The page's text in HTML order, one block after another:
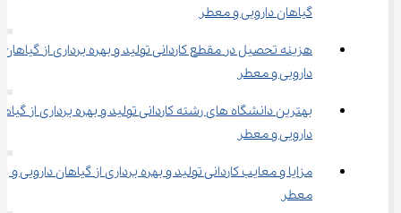
گیاﻫﺎن دارویی و ﻣﻌﻄﺮ
هزینه تحصیل در مقطع ﻛﺎردانی ﺗﻮلید و ﺑﻬﺮه ﺑﺮداری از گیاﻫﺎن
دارویی و ﻣﻌﻄﺮ
بهترین دانشگاه های رشته ﻛﺎردانی ﺗﻮلید و ﺑﻬﺮه ﺑﺮداری از
دارویی و ﻣﻌﻄﺮ
مزایا و معایب ﻛﺎردانی ﺗﻮلید و ﺑﻬﺮه ﺑﺮداری از گیاﻫﺎن دارویی و
ﻣﻌﻄﺮ